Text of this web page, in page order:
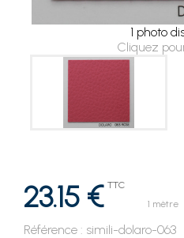
1 photo
Cliquez
23.15 € TTC
1 mètre
Référence : simili-dolaro-063